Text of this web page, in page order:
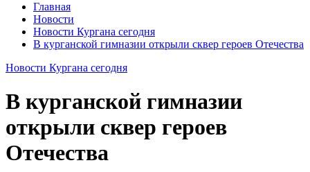
Главная
Новости
Новости Кургана сегодня
В курганской гимназии открыли сквер героев Отечества
Новости Кургана сегодня
В курганской гимназии
открыли сквер героев
Отечества